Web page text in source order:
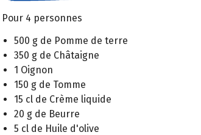
Pour 4 personnes
500 g de Pomme de terre
350 g de Châtaigne
1 Oignon
150 g de Tomme
15 cl de Crème liquide
20 g de Beurre
5 cl de Huile d'olive